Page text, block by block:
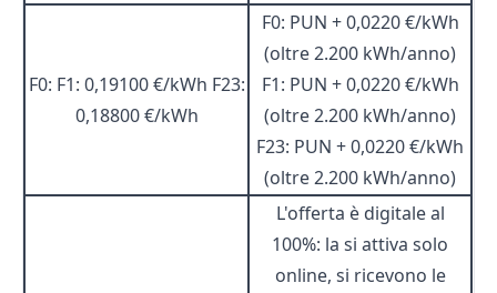
F0: F1: 0,19100 €/kWh F23:
0,18800 €/kWh
F0: PUN + 0,0220 €/kWh
(oltre 2.200 kWh/anno)
F1: PUN + 0,0220 €/kWh
(oltre 2.200 kWh/anno)
F23: PUN + 0,0220 €/kWh
(oltre 2.200 kWh/anno)
L'offerta è digitale al
100%: la si attiva solo
online, si ricevono le